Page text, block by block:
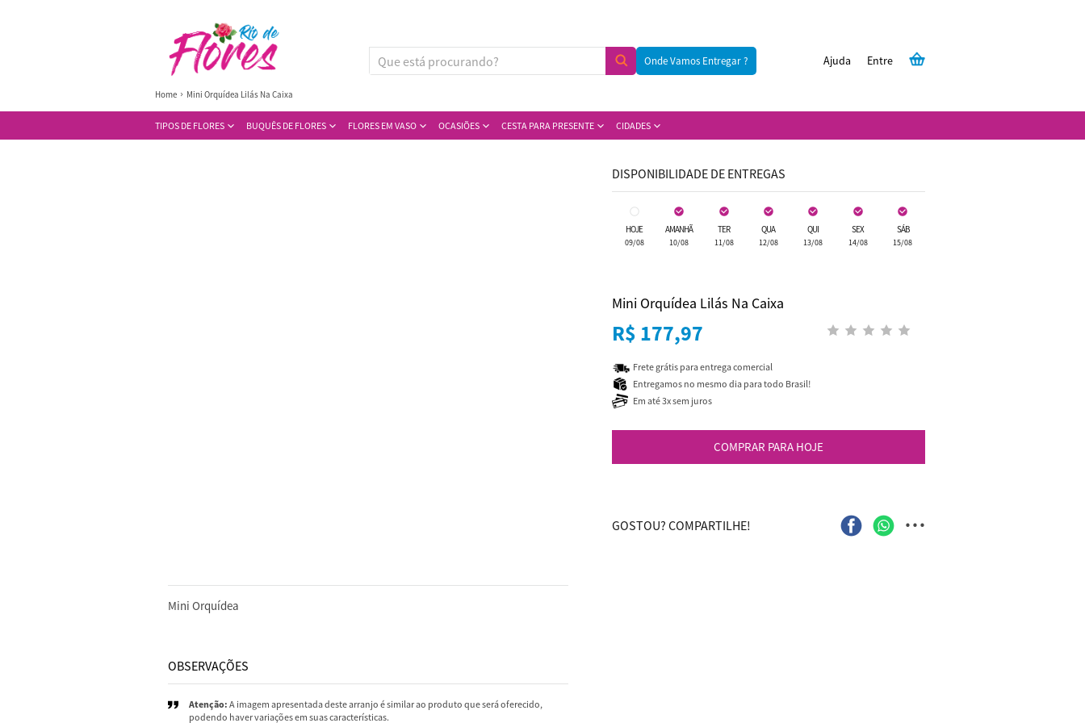
Onde Vamos Entregar ? Entre
Ajuda
TIPOS DE FLORES BUQUÊS DE FLORES FLORES EM VASO OCASIÕES CESTA PARA PRESENTE CIDADES
Home Mini Orquídea Lilás Na Caixa
Mini Orquídea
OBSERVAÇÕES
Atenção: A imagem apresentada deste arranjo é similar ao produto que será oferecido,
podendo haver variações em suas características.
DISPONIBILIDADE DE ENTREGAS
HOJE
09/08
AMANHÃ
10/08
TER
11/08
QUA
12/08
QUI
13/08
SEX
14/08
SÁB
15/08
Mini Orquídea Lilás Na Caixa
R$ 177,97
Frete grátis para entrega comercial
Entregamos no mesmo dia para todo Brasil!
Em até 3x sem juros
COMPRAR PARA HOJE
GOSTOU? COMPARTILHE! ...